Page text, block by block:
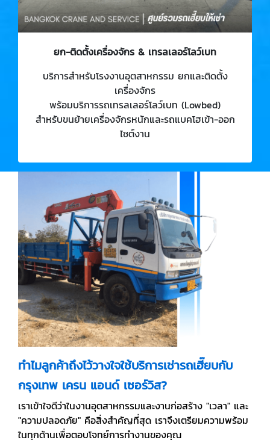
ยก-ติดตั้งเครื่องจักร & เทรลเลอร์โลว์เบท
บริการสำหรับโรงงานอุตสาหกรรม ยกและติดตั้ง
เครื่องจักร
พร้อมบริการรถเทรลเลอร์โลว์เบท (Lowbed)
สำหรับขนย้ายเครื่องจักรหนักและรถแบคโฮเข้า-ออก
ไซต์งาน
ทำไมลูกค้าถึงไว้วางใจใช้บริการเช่ารถเฮี๊ยบกับ
กรุงเทพ เครน แอนด์ เซอร์วิส?
เราเข้าใจดีว่าในงานอุตสาหกรรมและงานก่อสร้าง "เวลา" และ
"ความปลอดภัย" คือสิ่งสำคัญที่สุด เราจึงเตรียมความพร้อม
ในทุกด้านเพื่อตอบโจทย์การทำงานของคุณ